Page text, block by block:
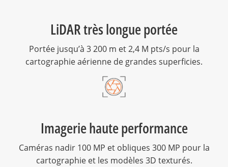
LiDAR très longue portée
Portée jusqu’à 3 200 m et 2,4 M pts/s pour la
cartographie aérienne de grandes superficies.
Imagerie haute performance
Caméras nadir 100 MP et obliques 300 MP pour la
cartographie et les modèles 3D texturés.